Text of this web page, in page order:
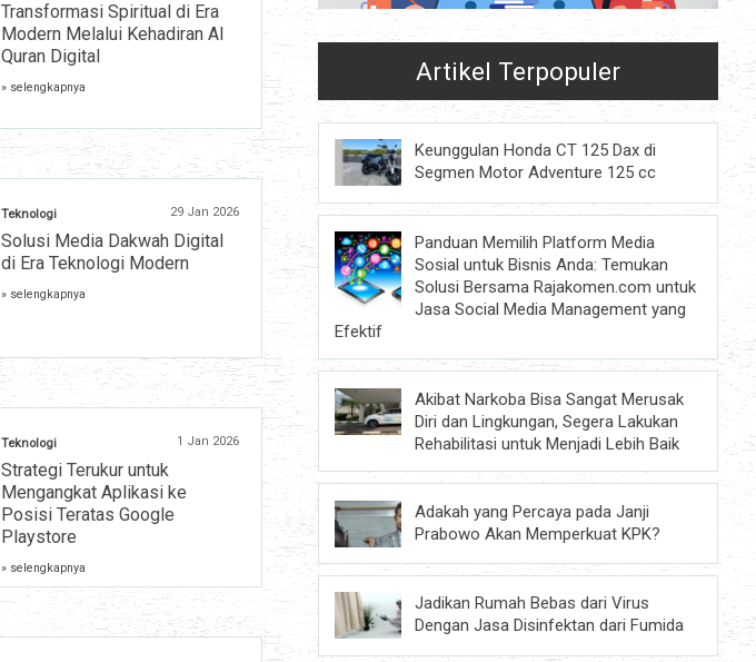
Transformasi Spiritual di Era
Modern Melalui Kehadiran Al
Quran Digital
» selengkapnya
Teknologi 29 Jan 2026
Solusi Media Dakwah Digital
di Era Teknologi Modern
» selengkapnya
Teknologi 1 Jan 2026
Strategi Terukur untuk
Mengangkat Aplikasi ke
Posisi Teratas Google
Playstore
» selengkapnya
Artikel Terpopuler
Keunggulan Honda CT 125 Dax di
Segmen Motor Adventure 125 cc
Panduan Memilih Platform Media
Sosial untuk Bisnis Anda: Temukan
Solusi Bersama Rajakomen.com untuk
Jasa Social Media Management yang
Efektif
Akibat Narkoba Bisa Sangat Merusak
Diri dan Lingkungan, Segera Lakukan
Rehabilitasi untuk Menjadi Lebih Baik
Adakah yang Percaya pada Janji
Prabowo Akan Memperkuat KPK?
Jadikan Rumah Bebas dari Virus
Dengan Jasa Disinfektan dari Fumida